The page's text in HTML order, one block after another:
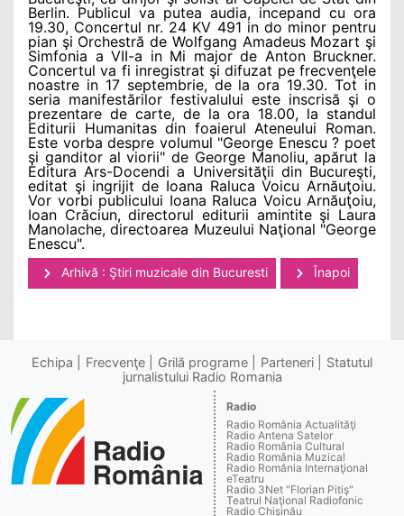
Berlin. Publicul va putea audia, incepand cu ora
19.30, Concertul nr. 24 KV 491 in do minor pentru
pian şi Orchestră de Wolfgang Amadeus Mozart şi
Simfonia a VII-a in Mi major de Anton Bruckner.
Concertul va fi inregistrat şi difuzat pe frecvenţele
noastre in 17 septembrie, de la ora 19.30. Tot in
seria manifestărilor festivalului este inscrisă şi o
prezentare de carte, de la ora 18.00, la standul
Editurii Humanitas din foaierul Ateneului Roman.
Este vorba despre volumul "George Enescu ? poet
şi ganditor al viorii" de George Manoliu, apărut la
Editura Ars-Docendi a Universităţii din Bucureşti,
editat şi ingrijit de Ioana Raluca Voicu Arnăuţoiu.
Vor vorbi publicului Ioana Raluca Voicu Arnăuţoiu,
Ioan Crăciun, directorul editurii amintite şi Laura
Manolache, directoarea Muzeului Naţional "George
Enescu".
Arhivă : Ştiri muzicale din Bucuresti Înapoi
Echipa Frecvenţe Grilă programe Parteneri
Statutul
jurnalistului Radio Romania
Radio
Radio România Actualităţi
Radio Antena Satelor
Radio România Cultural
Radio România Muzical
Radio România Internaţional
eTeatru
Radio 3Net "Florian Pitiş"
Teatrul Naţional Radiofonic
Radio Chişinău